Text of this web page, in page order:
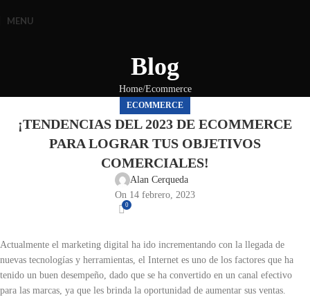
MENU
Blog
Home Ecommerce
ECOMMERCE
¡TENDENCIAS DEL 2023 DE ECOMMERCE
PARA LOGRAR TUS OBJETIVOS
COMERCIALES!
Alan Cerqueda
On 14 febrero, 2023
0
Actualmente el marketing digital ha ido incrementando con la llegada de
nuevas tecnologías y herramientas, el Internet es uno de los factores que ha
tenido un buen desempeño, dado que se ha convertido en un canal efectivo
para las marcas, ya que les brinda la oportunidad de aumentar sus ventas.